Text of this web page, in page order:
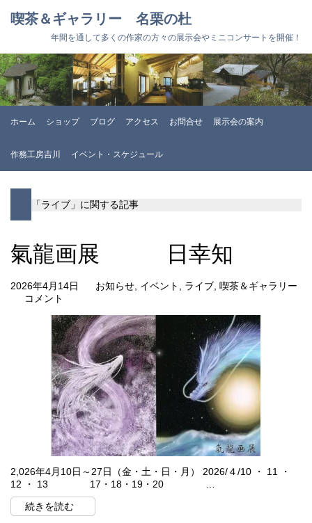
喫茶＆ギャラリー 名栗の杜
年間を通して多くの作家の方々の展示会やミニコンサートを開催！
ホーム ショップ ブログ アクセス お問合せ 展示会の案内
作務工房吉川 イベント・スケジュール
「ライブ」に関する記事
氣龍画展 日幸知
2026年4月14日 お知らせ イベント ライブ 喫茶＆ギャラリー
コメント
2,026年4月10日～27日（金・土・日・月） 2026/４/10 ・ 11 ・
12 ・ 13 17・18・19・20 …
続きを読む